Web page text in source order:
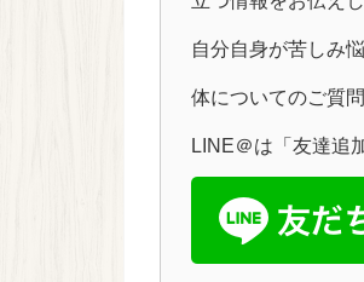
自分自身が苦しみ
体についてのご質
LINE＠は「友達追